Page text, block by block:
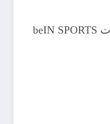
تُنقل المباراة عبر مجموعة beIN Sports، الناقل الحصري لبطولة كأس العالم 2026 في الشرق الأوسط وشمال أفريقيا ومن المتوقع أن يتم بث اللقاء عبر قنوات beIN SPORTS